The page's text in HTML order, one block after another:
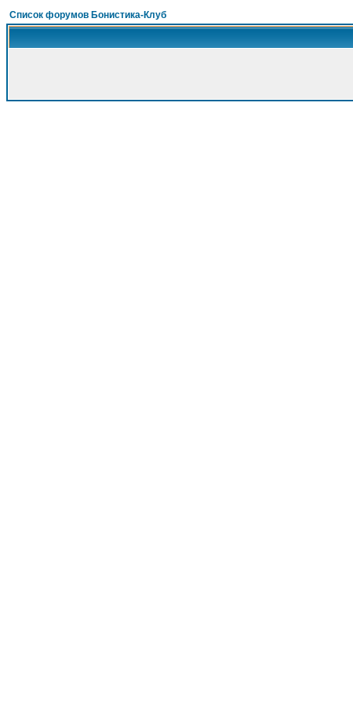
Список форумов Бонистика-Клуб